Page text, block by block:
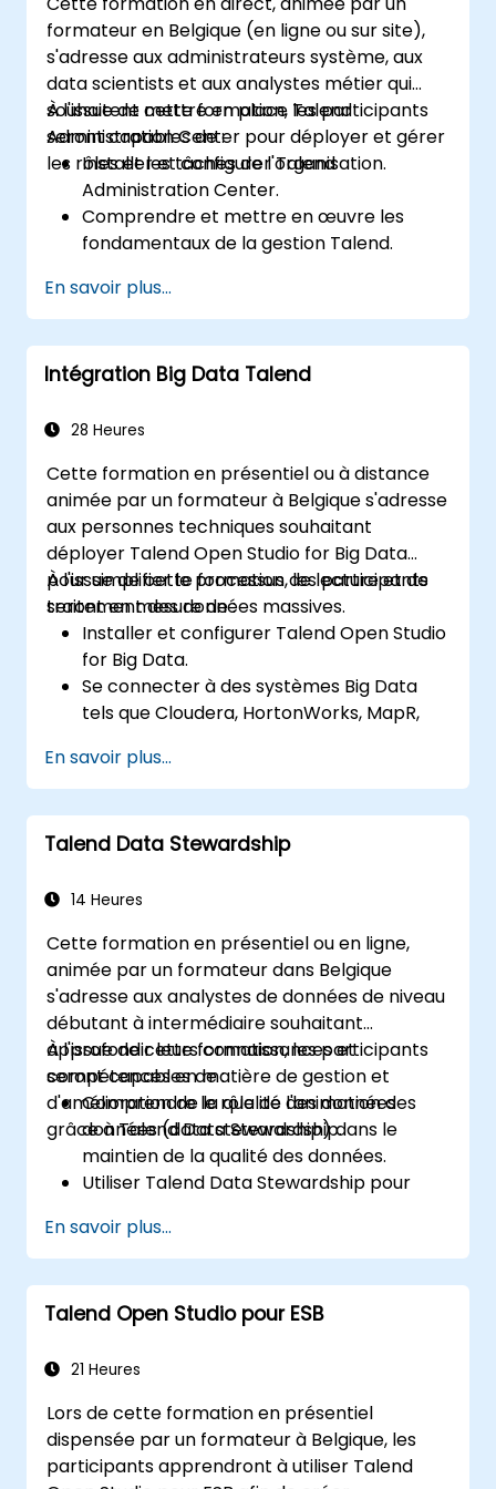
formateur en Belgique (en ligne ou sur site),
s'adresse aux administrateurs système, aux
data scientists et aux analystes métier qui
souhaitent mettre en place Talend
Administration Center pour déployer et gérer
les rôles et les tâches de l'organisation.
À l'issue de cette formation, les participants
seront capables de :
Installer et configurer Talend
Administration Center.
Comprendre et mettre en œuvre les
fondamentaux de la gestion Talend.
projets ou des tâches métier dans Talend.
Surveiller la sécurité des jeux de données
et développer des routines métier basées
sur le cadre TAC.
approfondie des applications big data.
En savoir plus...
Intégration Big Data Talend
28 Heures
Cette formation en présentiel ou à distance
animée par un formateur à Belgique s'adresse
aux personnes techniques souhaitant
déployer Talend Open Studio for Big Data
pour simplifier le processus de lecture et de
traitement des données massives.
À l'issue de cette formation, les participants
seront en mesure de :
Installer et configurer Talend Open Studio
for Big Data.
Se connecter à des systèmes Big Data
tels que Cloudera, HortonWorks, MapR,
Comprendre et configurer les
composants Big Data et les connecteurs
d'Open Studio.
Configurer les paramètres pour générer
Utiliser l'interface de glisser-déposer
Hadoop.
Créer des prototypes de pipelines Big
Data.
Automatiser les projets d'intégration Big
Data.
En savoir plus...
Talend Data Stewardship
14 Heures
Cette formation en présentiel ou en ligne,
animée par un formateur dans Belgique
s'adresse aux analystes de données de niveau
débutant à intermédiaire souhaitant
approfondir leurs connaissances et
compétences en matière de gestion et
d'amélioration de la qualité des données
grâce à Talend Data Stewardship.
À l'issue de cette formation, les participants
seront capables de :
Comprendre le rôle de l'animation des
données (data stewardship) dans le
maintien de la qualité des données.
Utiliser Talend Data Stewardship pour
données.
Créer, affecter et gérer des tâches au
sein de Talend Data Stewardship, y
compris la personnalisation des
Exploiter les capacités de reporting et de
efforts de qualité des données et
d'animation des données.
En savoir plus...
Talend Open Studio pour ESB
21 Heures
Lors de cette formation en présentiel
dispensée par un formateur à Belgique, les
participants apprendront à utiliser Talend